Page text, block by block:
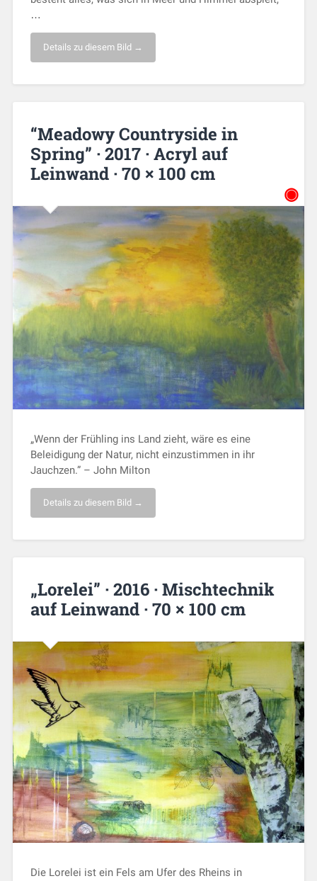
…
Details zu diesem Bild →
“Meadowy Countryside in
Spring” · 2017 · Acryl auf
Leinwand · 70 × 100 cm
◉
„Wenn der Frühling ins Land zieht, wäre es eine
Beleidigung der Natur, nicht einzustimmen in ihr
Jauchzen.” – John Milton
Details zu diesem Bild →
„Lorelei” · 2016 · Mischtechnik
auf Leinwand · 70 × 100 cm
Die Lorelei ist ein Fels am Ufer des Rheins in